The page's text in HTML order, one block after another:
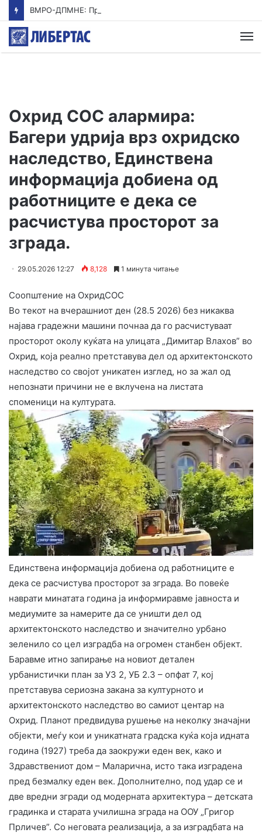
Охрид СОС алармира:
Багери удрија врз охридско
наследство, Единствена
информација добиена од
работниците е дека се
расчистува просторот за
зграда.
29.05.2026 12:27 8,128 1 минута читање
Соопштение на ОхридСОС
Во текот на вчерашниот ден (28.5 2026) без никаква
најава градежни машини почнаа да го расчистуваат
просторот околу куќата на улицата „Димитар Влахов” во
Охрид, која реално претставува дел од архитектонското
наследство со својот уникатен изглед, но за жал од
непознати причини не е вклучена на листата
споменици на културата.
Единствена информација добиена од работниците е
дека се расчистува просторот за зграда. Во повеќе
наврати минатата година ја информиравме јавноста и
медиумите за намерите да се уништи дел од
архитектонското наследство и значително урбано
зеленило со цел изградба на огромен станбен објект.
Баравме итно запирање на новиот детален
урбанистички план за УЗ 2, УБ 2.3 – опфат 7, кој
претставува сериозна закана за културното и
архитектонското наследство во самиот центар на
Охрид. Планот предвидува рушење на неколку значајни
објекти, меѓу кои и уникатната градска куќа која идната
година (1927) треба да заокружи еден век, како и
Здравствениот дом – Маларична, исто така изградена
пред безмалку еден век. Дополнително, под удар се и
две вредни згради од модерната архитектура – детската
градинка и старата училишна зграда на ООУ „Григор
Прличев”. Со неговата реализација, а за изградбата на